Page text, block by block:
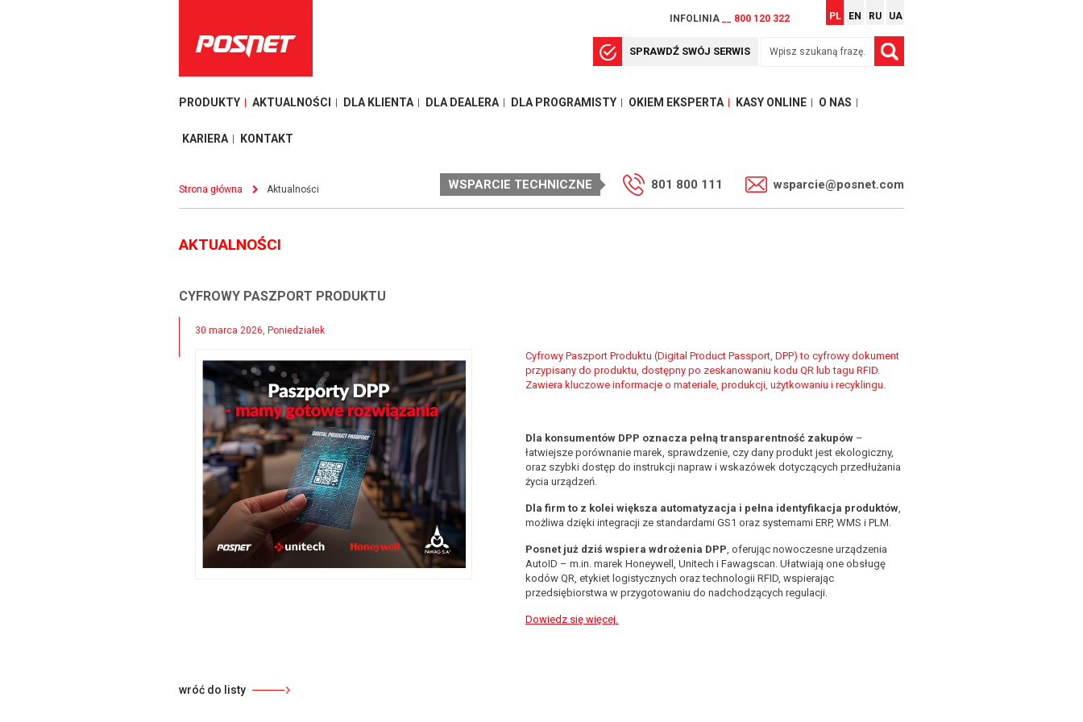
INFOLINIA __ 800 120 322 PL EN RU UA
SPRAWDŹ SWÓJ SERWIS
PRODUKTY AKTUALNOŚCI DLA KLIENTA DLA DEALERA DLA PROGRAMISTY OKIEM EKSPERTA KASY ONLINE O NAS
KARIERA KONTAKT
Strona główna Aktualności WSPARCIE TECHNICZNE 801 800 111 wsparcie@posnet.com
AKTUALNOŚCI
CYFROWY PASZPORT PRODUKTU
30 marca 2026, Poniedziałek
Cyfrowy Paszport Produktu (Digital Product Passport, DPP) to cyfrowy dokument
przypisany do produktu, dostępny po zeskanowaniu kodu QR lub tagu RFID.
Zawiera kluczowe informacje o materiale, produkcji, użytkowaniu i recyklingu.
Dla konsumentów DPP oznacza pełną transparentność zakupów –
łatwiejsze porównanie marek, sprawdzenie, czy dany produkt jest ekologiczny,
oraz szybki dostęp do instrukcji napraw i wskazówek dotyczących przedłużania
życia urządzeń.
Dla firm to z kolei większa automatyzacja i pełna identyfikacja produktów,
możliwa dzięki integracji ze standardami GS1 oraz systemami ERP, WMS i PLM.
Posnet już dziś wspiera wdrożenia DPP, oferując nowoczesne urządzenia
AutoID – m.in. marek Honeywell, Unitech i Fawagscan. Ułatwiają one obsługę
kodów QR, etykiet logistycznych oraz technologii RFID, wspierając
przedsiębiorstwa w przygotowaniu do nadchodzących regulacji.
Dowiedz się więcej.
wróć do listy